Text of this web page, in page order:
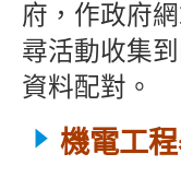
府，作政府
尋活動收集
資料配對。
機電工